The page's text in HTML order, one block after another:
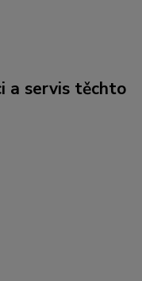
a servis těchto